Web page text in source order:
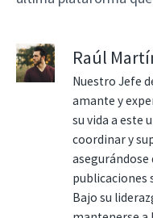
Raúl
Nuestro Jefe
amante y
su vida a este
coordinar y
asegurándose
publicaciones
Bajo su